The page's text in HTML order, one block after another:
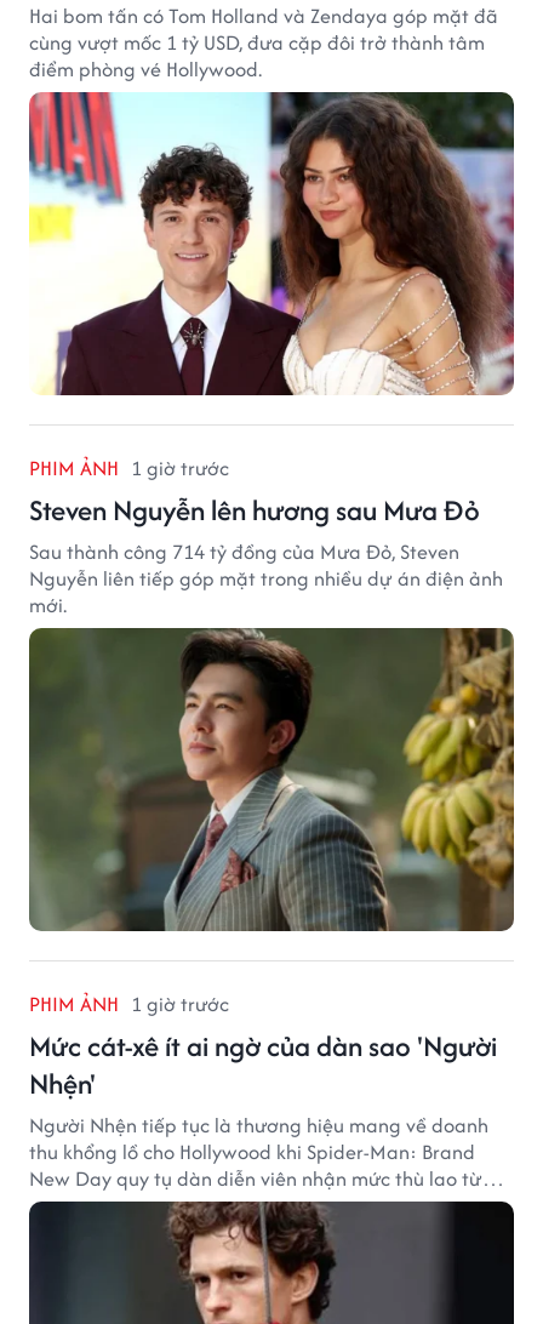
Hai bom tấn có Tom Holland và Zendaya góp mặt đã
cùng vượt mốc 1 tỷ USD, đưa cặp đôi trở thành tâm
điểm phòng vé Hollywood.
PHIM ẢNH 1 giờ trước
Steven Nguyễn lên hương sau Mưa Đỏ
Sau thành công 714 tỷ đồng của Mưa Đỏ, Steven
Nguyễn liên tiếp góp mặt trong nhiều dự án điện ảnh
mới.
PHIM ẢNH 1 giờ trước
Mức cát-xê ít ai ngờ của dàn sao 'Người
Nhện'
Người Nhện tiếp tục là thương hiệu mang về doanh
thu khổng lồ cho Hollywood khi Spider-Man: Brand
New Day quy tụ dàn diễn viên nhận mức thù lao từ
hàng chục đến hàng trăm tỷ đồng. Thành công phòng
vé của bộ phim cũng giúp nhiều ngôi sao sở hữu khoản
thu nhập đáng mơ ước.